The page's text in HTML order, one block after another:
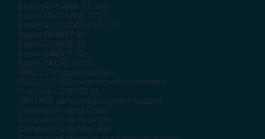
Bazén RIVERINA 67, 106
Bazén FAST LANE 122
Bazén XL LOUNGER 95, 115
Bazén INFINITY 80
Bazén PLUNGE 35
Bazén BABY POOL
Bazén YACHT POOL
FARBY Compass bazénov
ROLLO COVER roletové prekrytie hladiny
Prekrytia COVERSEAL
VANTAGE samočistiaci systém bazéna
Compass Pools LED pás
Compass Pools Hydropro
Compass Pools Maxi-Rib